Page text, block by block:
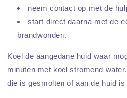
neem contact op met de
start direct daarna met de
brandwonden.
Koel de aangedane huid waar
minuten met koel stromend
die is gesmolten of aan de huid